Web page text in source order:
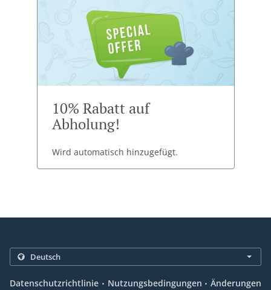
10% Rabatt auf
Abholung!
Wird automatisch hinzugefügt.
Datenschutzrichtlinie . Nutzungsbedingungen . Änderungen